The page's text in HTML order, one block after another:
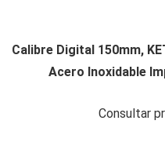
Calibre Digital 150mm,
Acero Inoxidable
Consultar